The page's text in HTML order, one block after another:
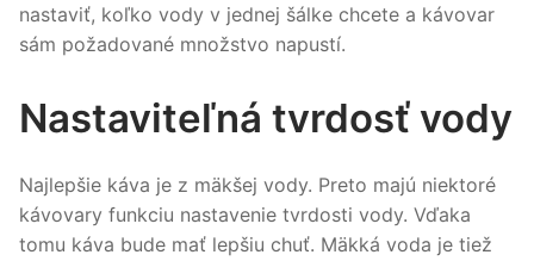
nastaviť, koľko vody v jednej šálke chcete a kávovar
sám požadované množstvo napustí.
Nastaviteľná tvrdosť vody
Najlepšie káva je z mäkšej vody. Preto majú niektoré
kávovary funkciu nastavenie tvrdosti vody. Vďaka
tomu káva bude mať lepšiu chuť. Mäkká voda je tiež